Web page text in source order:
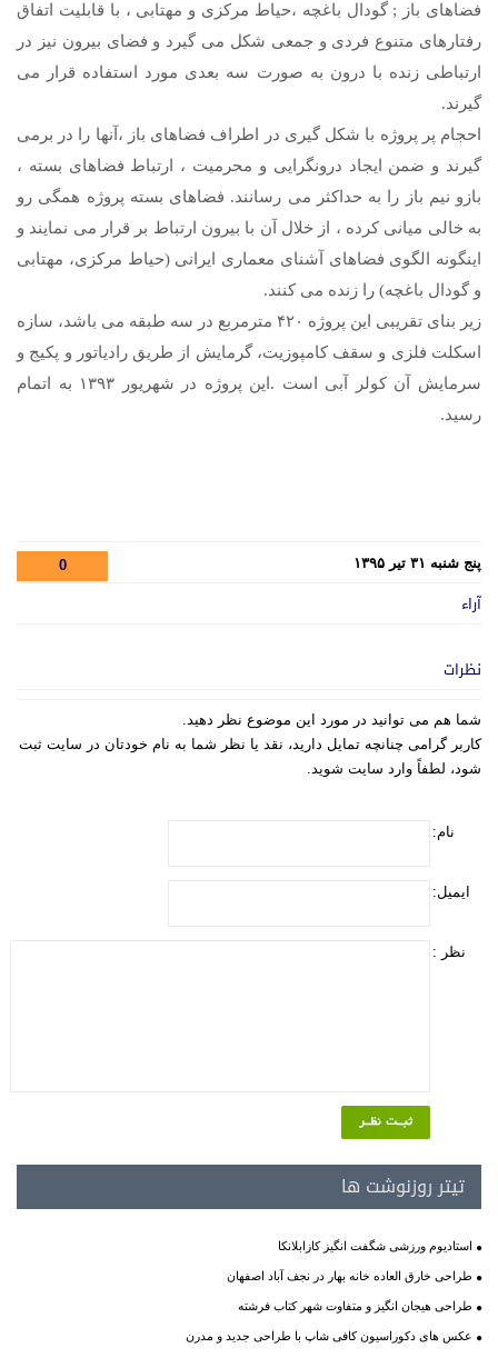
فضاهای باز ; گودال باغچه ،حیاط مرکزی و مهتابی ، با قابلیت اتفاق
رفتارهای متنوع فردی و جمعی شکل می گیرد و فضای بیرون نیز در
ارتباطی زنده با درون به صورت سه بعدی مورد استفاده قرار می
گیرند.
احجام پر پروژه با شکل گیری در اطراف فضاهای باز ،آنها را در برمی
گیرند و ضمن ایجاد درونگرایی و محرمیت ، ارتباط فضاهای بسته ،
بازو نیم باز را به حداکثر می رسانند. فضاهای بسته پروژه همگی رو
به خالی میانی کرده ، از خلال آن با بیرون ارتباط بر قرار می نمایند و
اینگونه الگوی فضاهای آشنای معماری ایرانی (حیاط مرکزی، مهتابی
و گودال باغچه) را زنده می کنند.
زیر بنای تقریبی این پروژه ۴۲۰ مترمربع در سه طبقه می باشد، سازه
اسکلت فلزی و سقف کامپوزیت، گرمایش از طریق رادیاتور و پکیج و
سرمایش آن کولر آبی است .این پروژه در شهریور ۱۳۹۳ به اتمام
رسید.
پنج شنبه ۳۱ تیر ۱۳۹۵ 0
آراء
نظرات
شما هم می توانید در مورد این موضوع نظر دهید.
کاربر گرامی چنانچه تمایل دارید، نقد یا نظر شما به نام خودتان در سایت ثبت
شود، لطفاً وارد سایت شوید.
نام:
ایمیل:
نظر :
تیتر روزنوشت ها
استادیوم ورزشی شگفت انگیز کازابلانکا
طراحی خارق العاده خانه بهار در نجف آباد اصفهان
طراحی هیجان انگیز و متفاوت شهر کتاب فرشته
عکس های دکوراسیون کافی شاپ با طراحی جدید و مدرن